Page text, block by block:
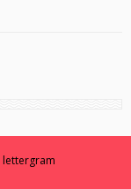
lettergram